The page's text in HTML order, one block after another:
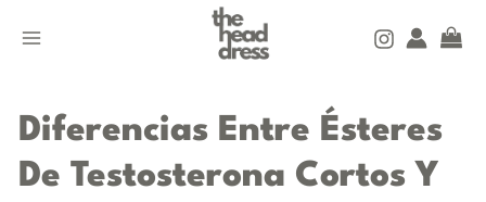
MENU
Diferencias Entre Ésteres
De Testosterona Cortos Y
navigation